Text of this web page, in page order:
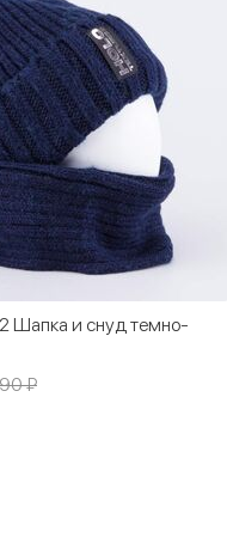
Шапка и снуд темно-
₽